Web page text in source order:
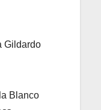
Gildardo
Blanco